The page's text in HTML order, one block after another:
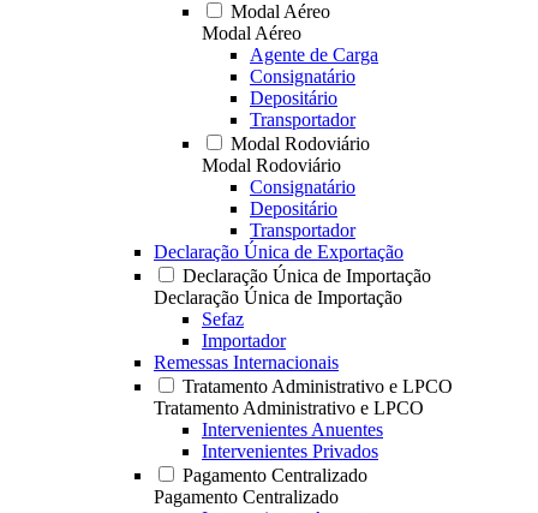
Modal Aéreo
Modal Aéreo
Agente de Carga
Consignatário
Depositário
Transportador
Modal Rodoviário
Modal Rodoviário
Consignatário
Depositário
Transportador
Declaração Única de Exportação
Declaração Única de Importação
Declaração Única de Importação
Sefaz
Importador
Remessas Internacionais
Tratamento Administrativo e LPCO
Tratamento Administrativo e LPCO
Intervenientes Anuentes
Intervenientes Privados
Pagamento Centralizado
Pagamento Centralizado